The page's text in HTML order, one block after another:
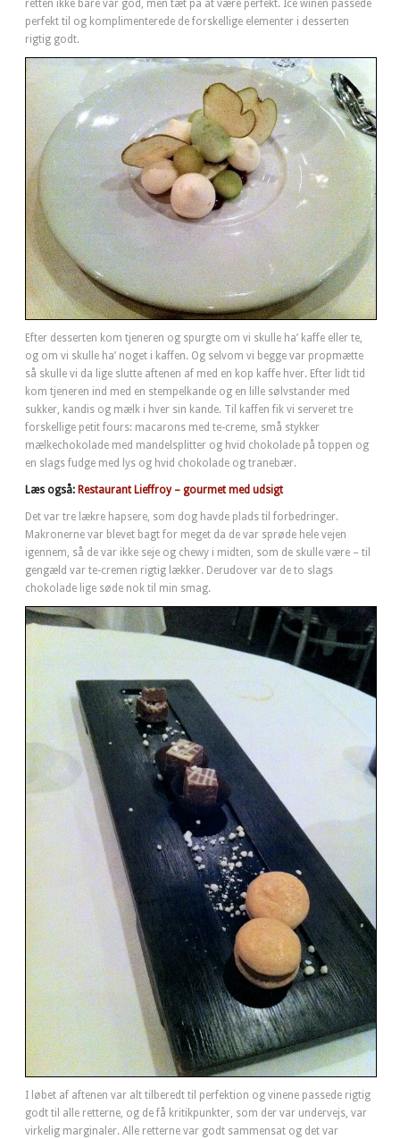
retten ikke bare var god, men tæt på at være perfekt. Ice winen passede
perfekt til og komplimenterede de forskellige elementer i desserten
rigtig godt.
Efter desserten kom tjeneren og spurgte om vi skulle ha’ kaffe eller te,
og om vi skulle ha’ noget i kaffen. Og selvom vi begge var propmætte
så skulle vi da lige slutte aftenen af med en kop kaffe hver. Efter lidt tid
kom tjeneren ind med en stempelkande og en lille sølvstander med
sukker, kandis og mælk i hver sin kande. Til kaffen fik vi serveret tre
forskellige petit fours: macarons med te-creme, små stykker
mælkechokolade med mandelsplitter og hvid chokolade på toppen og
en slags fudge med lys og hvid chokolade og tranebær.
Læs også: Restaurant Lieffroy – gourmet med udsigt
Det var tre lækre hapsere, som dog havde plads til forbedringer.
Makronerne var blevet bagt for meget da de var sprøde hele vejen
igennem, så de var ikke seje og chewy i midten, som de skulle være – til
gengæld var te-cremen rigtig lækker. Derudover var de to slags
chokolade lige søde nok til min smag.
I løbet af aftenen var alt tilberedt til perfektion og vinene passede rigtig
godt til alle retterne, og de få kritikpunkter, som der var undervejs, var
virkelig marginaler. Alle retterne var godt sammensat og det var